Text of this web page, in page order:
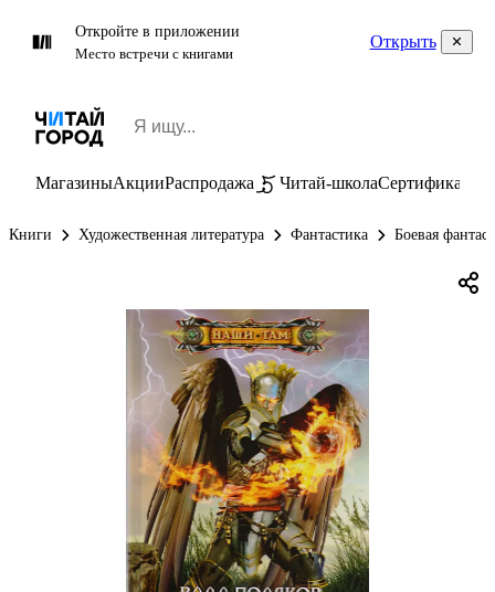
Откройте в приложении
Место встречи с книгами
Открыть
МагазиныАкцииРаспродажа Читай-школаСертификаты
Книги Художественная литература Фантастика Боевая